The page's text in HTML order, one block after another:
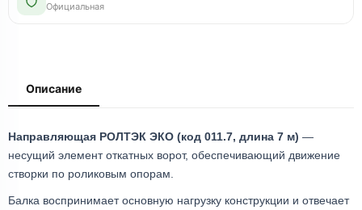
Официальная
Описание
Направляющая РОЛТЭК ЭКО (код 011.7, длина 7 м) —
несущий элемент откатных ворот, обеспечивающий движение
створки по роликовым опорам.
Балка воспринимает основную нагрузку конструкции и отвечает